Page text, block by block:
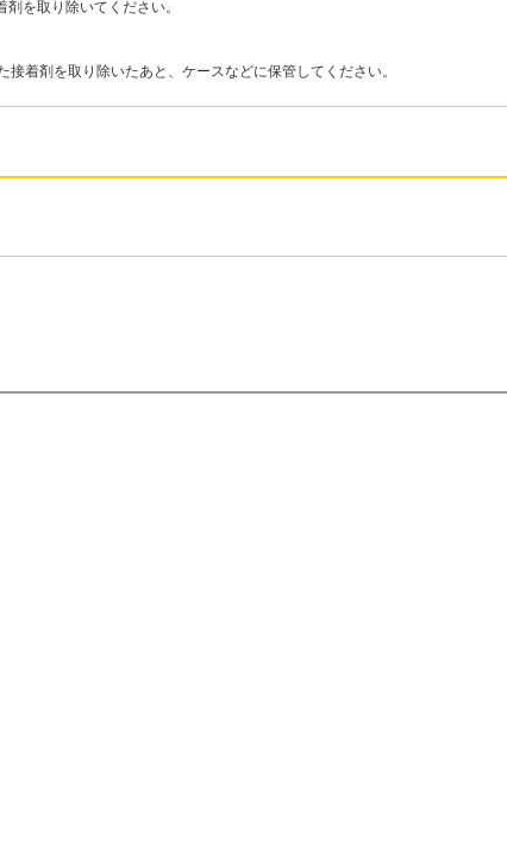
を取り除いてください。
着剤を取り除いたあと、ケースなどに保管してください。